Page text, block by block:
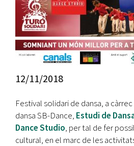
12/11/2018
Festival solidari de dansa, a
dansa SB-Dance, Estudi de
Dance Studio, per tal de fer
cultural, en el marc de les